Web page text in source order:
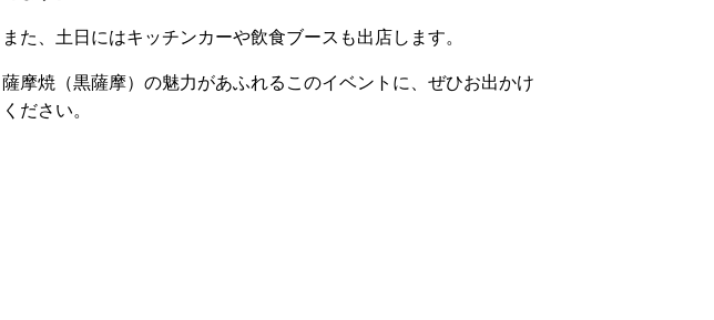
また、土日にはキッチンカーや飲食ブースも出店します。
薩摩焼（黒薩摩）の魅力があふれるこのイベントに、ぜひお出かけ
ください。